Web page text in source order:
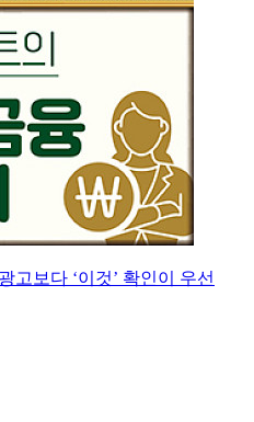
고보다 ‘이것’ 확인이 우선